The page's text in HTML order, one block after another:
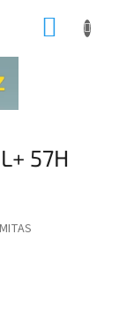
57H
MITAS